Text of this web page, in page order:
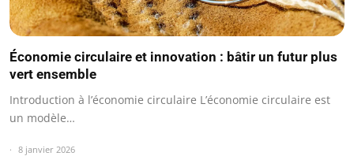
Économie circulaire et innovation : bâtir un futur plus
vert ensemble
Introduction à l’économie circulaire L’économie circulaire est
un modèle…
8 janvier 2026